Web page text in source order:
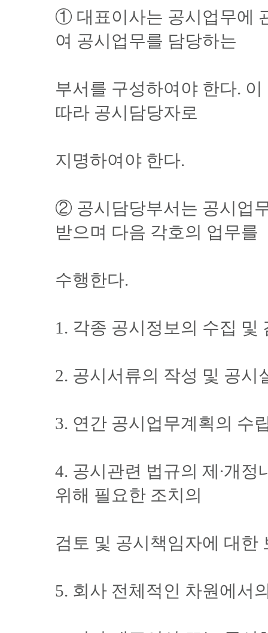
① 대표이사는 공시업무에
여 공시업무를 담당하는
부서를 구성하여야 한다.
따라 공시담당자로
지명하여야 한다.
② 공시담당부서는 공시업
받으며 다음 각호의 업무를
수행한다.
1. 각종 공시정보의 수집 및
2. 공시서류의 작성 및 공시
3. 연간 공시업무계획의 수
4. 공시관련 법규의 제∙개
위해 필요한 조치의
검토 및 공시책임자에 대한
5. 회사 전체적인 차원에서